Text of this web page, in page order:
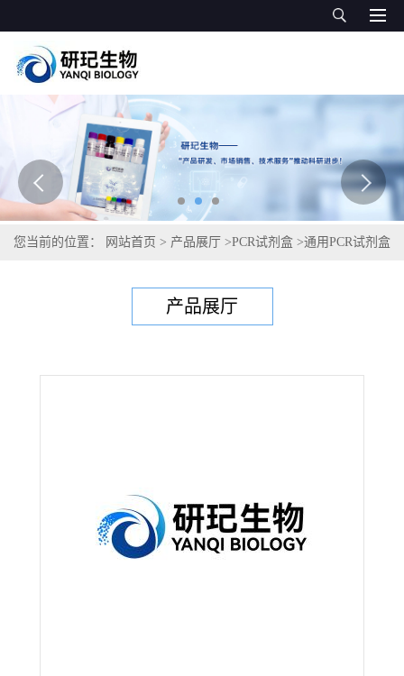
您当前的位置： 网站首页 > 产品展厅 >PCR试剂盒 >通用PCR试剂盒
产品展厅